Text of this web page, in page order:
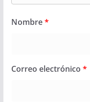
Nombre*
Correo electrónico *